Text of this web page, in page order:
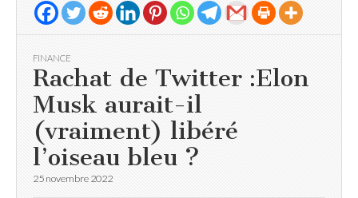
FINANCE
Rachat de Twitter :Elon
Musk aurait-il
(vraiment) libéré
l’oiseau bleu ?
25 novembre 2022